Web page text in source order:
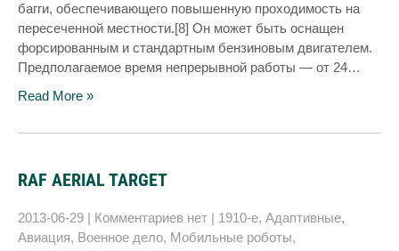
багги, обеспечивающего повышенную проходимость на
пересеченной местности.[8] Он может быть оснащен
форсированным и стандартным бензиновым двигателем.
Предполагаемое время непрерывной работы — от 24…
Read More »
RAF AERIAL TARGET
2013-06-29 | Комментариев нет | 1910-е, Адаптивные,
Авиация, Военное дело, Мобильные роботы,